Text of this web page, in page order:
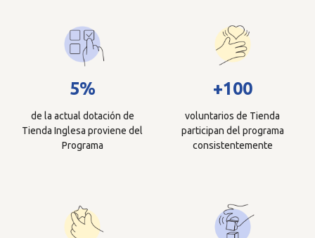
5%
de la actual dotación de
Tienda Inglesa proviene del
Programa
+100
voluntarios de Tienda
participan del programa
consistentemente